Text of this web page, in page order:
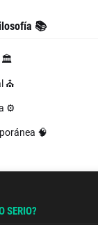
📚
🏛️
⛪
⚙️
🧠
SERIO?